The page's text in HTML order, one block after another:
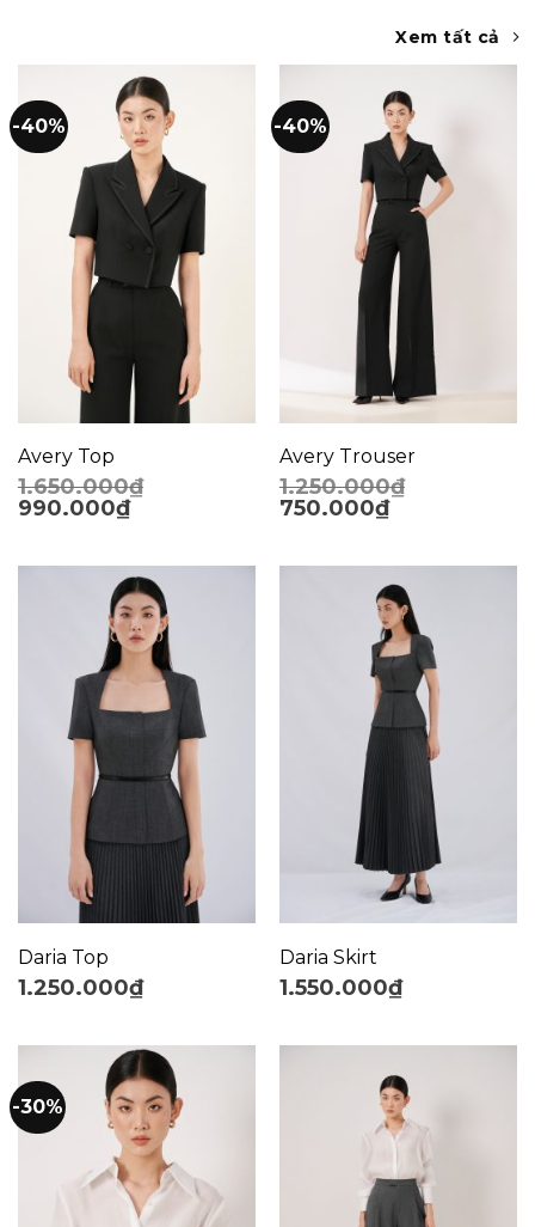
Xem tất cả
-40%
Avery Top
1.650.000₫
990.000₫
-40%
Avery Trouser
1.250.000₫
750.000₫
Daria Top
1.250.000₫
Daria Skirt
1.550.000₫
-30%